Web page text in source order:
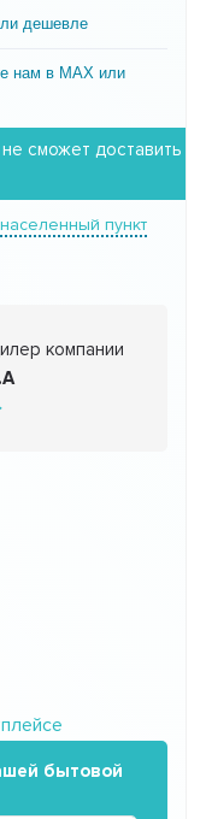
дешевле
нам в MAX или
сможет доставить
пункт
компании
бытовой